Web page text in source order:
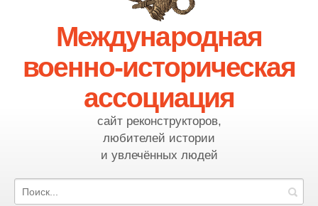
Международная
военно-историческая
ассоциация
сайт реконструкторов,
любителей истории
и увлечённых людей